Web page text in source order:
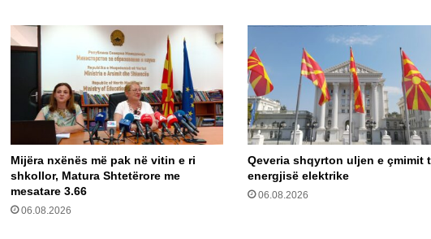
Mijëra nxënës më pak në vitin e ri
shkollor, Matura Shtetërore me
mesatare 3.66
06.08.2026
Qeveria shqyrton uljen e çmimit
energjisë elektrike
06.08.2026